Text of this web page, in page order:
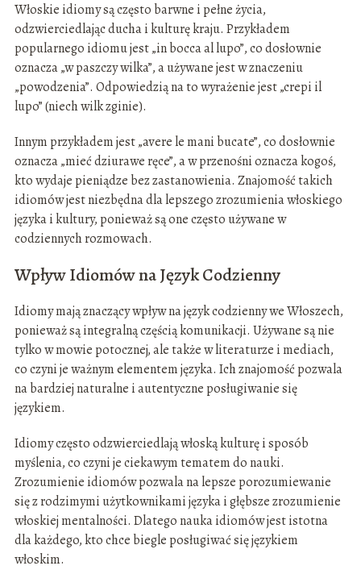
Włoskie idiomy są często barwne i pełne życia,
odzwierciedlając ducha i kulturę kraju. Przykładem
popularnego idiomu jest „in bocca al lupo”, co dosłownie
oznacza „w paszczy wilka”, a używane jest w znaczeniu
„powodzenia”. Odpowiedzią na to wyrażenie jest „crepi il
lupo” (niech wilk zginie).
Innym przykładem jest „avere le mani bucate”, co dosłownie
oznacza „mieć dziurawe ręce”, a w przenośni oznacza kogoś,
kto wydaje pieniądze bez zastanowienia. Znajomość takich
idiomów jest niezbędna dla lepszego zrozumienia włoskiego
języka i kultury, ponieważ są one często używane w
codziennych rozmowach.
Wpływ Idiomów na Język Codzienny
Idiomy mają znaczący wpływ na język codzienny we Włoszech,
ponieważ są integralną częścią komunikacji. Używane są nie
tylko w mowie potocznej, ale także w literaturze i mediach,
co czyni je ważnym elementem języka. Ich znajomość pozwala
na bardziej naturalne i autentyczne posługiwanie się
językiem.
Idiomy często odzwierciedlają włoską kulturę i sposób
myślenia, co czyni je ciekawym tematem do nauki.
Zrozumienie idiomów pozwala na lepsze porozumiewanie
się z rodzimymi użytkownikami języka i głębsze zrozumienie
włoskiej mentalności. Dlatego nauka idiomów jest istotna
dla każdego, kto chce biegle posługiwać się językiem
włoskim.